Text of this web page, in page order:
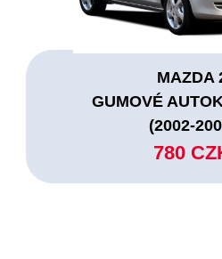
MAZDA
GUMOVÉ
(2002-
780